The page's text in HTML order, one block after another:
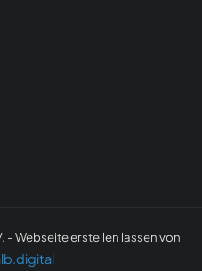
- Webseite erstellen lassen von